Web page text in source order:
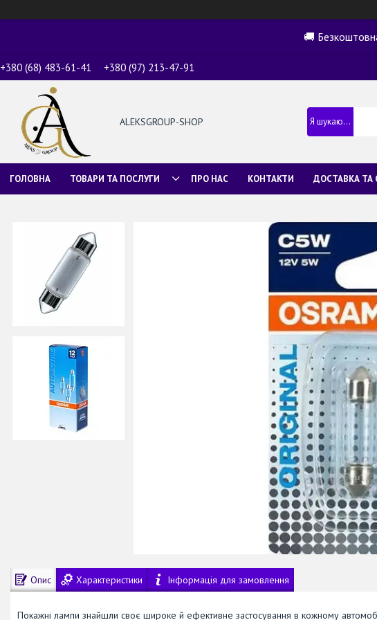
🚚
+380 (68) 483-61-41 +380 (97) 213-47-91
ALEKSGROUP-SHOP
ГОЛОВНА ТОВАРИ ТА ПОСЛУГИ ПРО НАС КОНТАКТИ ДОСТАВКА ТА
Опис Характеристики Інформація для замовлення
Покажні лампи знайшли своє широке й ефективне застосування в кожному